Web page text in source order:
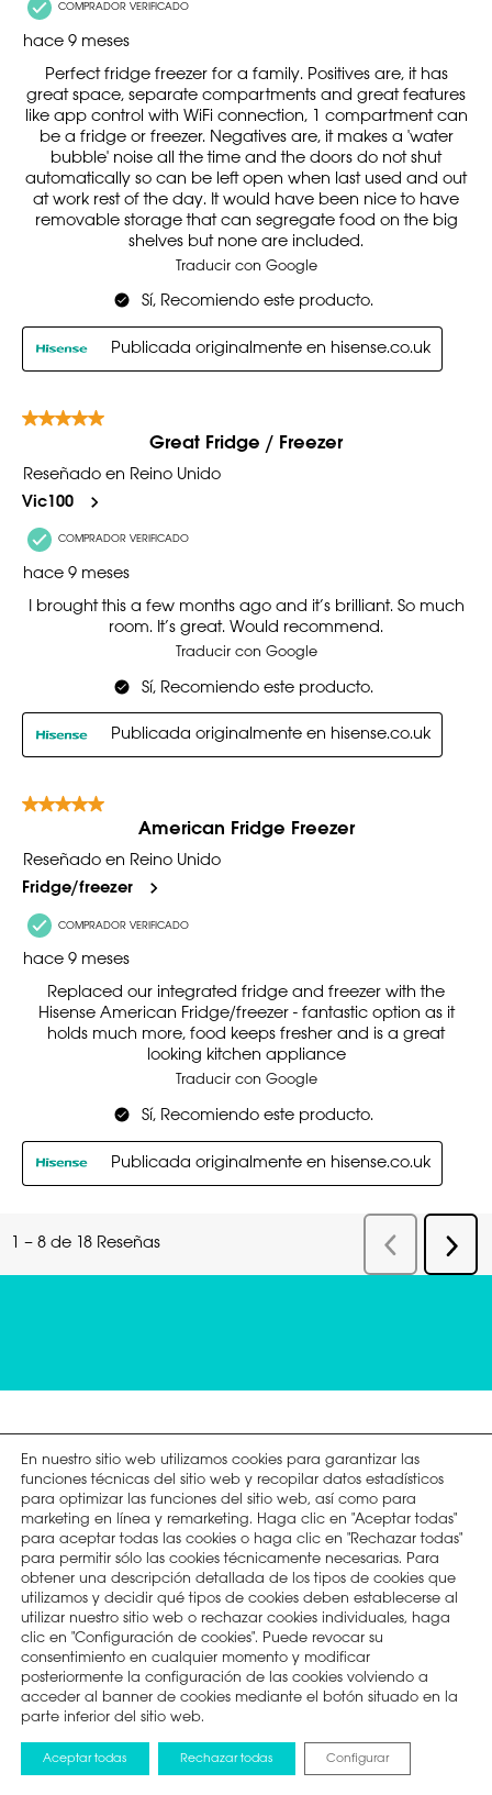
Soporte
Manuales y descargas
En nuestro sitio web utilizamos cookies para garantizar las
funciones técnicas del sitio web y recopilar datos estadísticos
para optimizar las funciones del sitio web, así como para
marketing en línea y remarketing. Haga clic en "Aceptar todas"
para aceptar todas las cookies o haga clic en "Rechazar todas"
para permitir sólo las cookies técnicamente necesarias. Para
obtener una descripción detallada de los tipos de cookies que
utilizamos y decidir qué tipos de cookies deben establecerse al
utilizar nuestro sitio web o rechazar cookies individuales, haga
clic en "Configuración de cookies". Puede revocar su
consentimiento en cualquier momento y modificar
posteriormente la configuración de las cookies volviendo a
acceder al banner de cookies mediante el botón situado en la
parte inferior del sitio web.
Aceptar todas Rechazar todas Configurar